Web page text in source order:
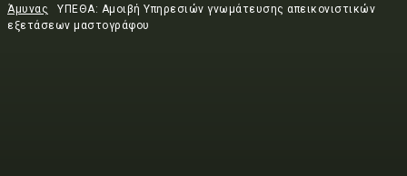
Άμυνας
ΥΠΕΘΑ: Αμοιβή Υπηρεσιών γνωμάτευσης απεικονιστικών
εξετάσεων μαστογράφου